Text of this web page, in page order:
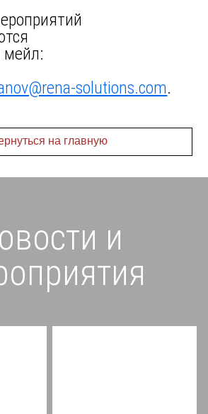
мейл:
solutions.com.
на главную
и